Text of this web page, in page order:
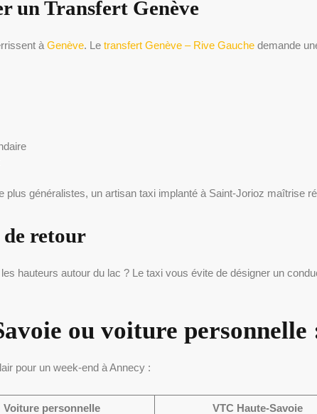
un Transfert Genève
à Genève. Le transfert Genève – Rive Gauche demande
généralistes, un artisan taxi implanté à Saint-Jorioz maîtrise
retour
hauteurs autour du lac ? Le taxi vous évite de désigner un
ou voiture personnelle
pour un week-end à Annecy :
Voiture personnelle VTC Haute-Savoie